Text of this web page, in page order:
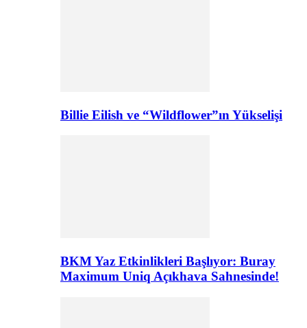
Billie Eilish ve “Wildflower”ın Yükselişi
BKM Yaz Etkinlikleri Başlıyor: Buray
Maximum Uniq Açıkhava Sahnesinde!